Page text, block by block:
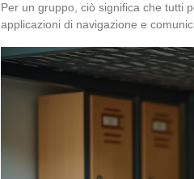
Per un gruppo, ciò significa che tutti
applicazioni di navigazione e